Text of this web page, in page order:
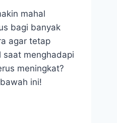
mahal
bagi banyak
agar tetap
saat menghadapi
meningkat?
ini!